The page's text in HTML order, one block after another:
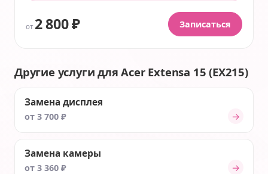
от 2 800 ₽ Записаться
Другие услуги для Acer Extensa 15 (EX215)
Замена дисплея
от 3 700 ₽ →
Замена камеры
от 3 360 ₽ →